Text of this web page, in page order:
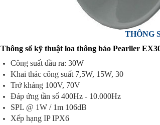
THÔNG
Thông số kỹ thuật loa thông báo Pearller
Công suất đầu ra: 30W
Khai thác công suất 7,5W, 15W, 30
Trở kháng 100V, 70V
Đáp ứng tần số 400Hz - 10.000Hz
SPL @ 1W / 1m 106dB
Xếp hạng IP IPX6